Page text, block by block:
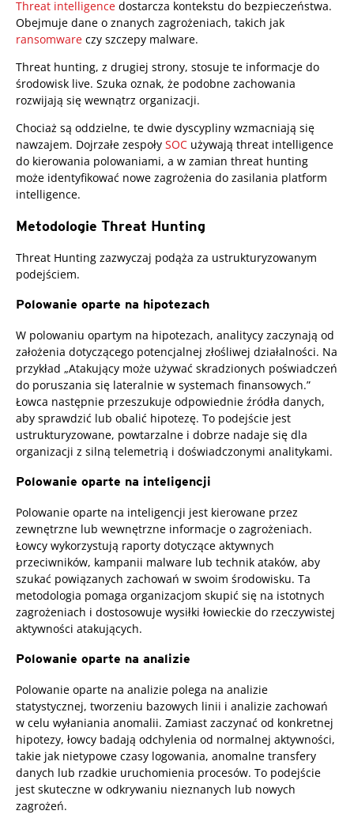
Threat intelligence dostarcza kontekstu do bezpieczeństwa.
Obejmuje dane o znanych zagrożeniach, takich jak
ransomware czy szczepy malware.
Threat hunting, z drugiej strony, stosuje te informacje do
środowisk live. Szuka oznak, że podobne zachowania
rozwijają się wewnątrz organizacji.
Chociaż są oddzielne, te dwie dyscypliny wzmacniają się
nawzajem. Dojrzałe zespoły SOC używają threat intelligence
do kierowania polowaniami, a w zamian threat hunting
może identyfikować nowe zagrożenia do zasilania platform
intelligence.
Metodologie Threat Hunting
Threat Hunting zazwyczaj podąża za ustrukturyzowanym
podejściem.
Polowanie oparte na hipotezach
W polowaniu opartym na hipotezach, analitycy zaczynają od
założenia dotyczącego potencjalnej złośliwej działalności. Na
przykład „Atakujący może używać skradzionych poświadczeń
do poruszania się lateralnie w systemach finansowych.”
Łowca następnie przeszukuje odpowiednie źródła danych,
aby sprawdzić lub obalić hipotezę. To podejście jest
ustrukturyzowane, powtarzalne i dobrze nadaje się dla
organizacji z silną telemetrią i doświadczonymi analitykami.
Polowanie oparte na inteligencji
Polowanie oparte na inteligencji jest kierowane przez
zewnętrzne lub wewnętrzne informacje o zagrożeniach.
Łowcy wykorzystują raporty dotyczące aktywnych
przeciwników, kampanii malware lub technik ataków, aby
szukać powiązanych zachowań w swoim środowisku. Ta
metodologia pomaga organizacjom skupić się na istotnych
zagrożeniach i dostosowuje wysiłki łowieckie do rzeczywistej
aktywności atakujących.
Polowanie oparte na analizie
Polowanie oparte na analizie polega na analizie
statystycznej, tworzeniu bazowych linii i analizie zachowań
w celu wyłaniania anomalii. Zamiast zaczynać od konkretnej
hipotezy, łowcy badają odchylenia od normalnej aktywności,
takie jak nietypowe czasy logowania, anomalne transfery
danych lub rzadkie uruchomienia procesów. To podejście
jest skuteczne w odkrywaniu nieznanych lub nowych
zagrożeń.